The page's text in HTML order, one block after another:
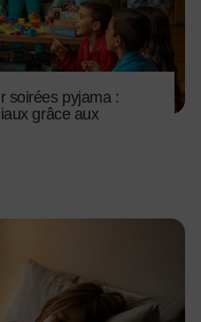
soirées pyjama :
grâce aux